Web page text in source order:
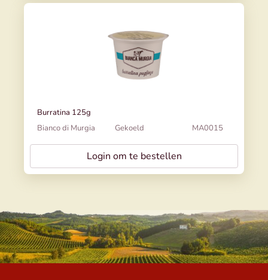
Burratina 125g
Bianco di Murgia
Gekoeld MA0015
Login om te bestellen